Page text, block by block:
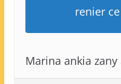
renier
Marina ankia zany